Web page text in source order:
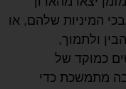
המיניות שלהם, או
ולתמוך,
כמוקד של
מתמשכת כדי